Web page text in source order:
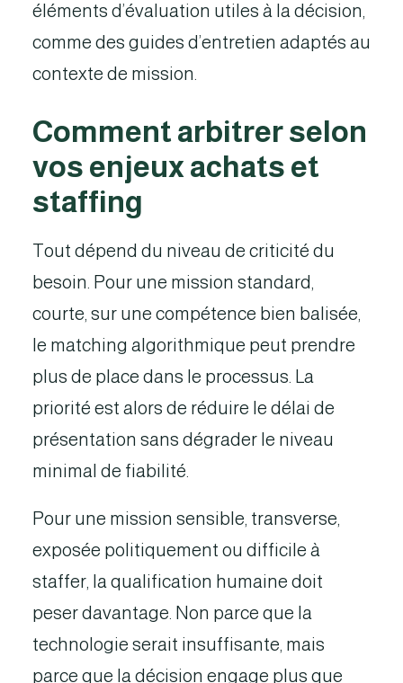
éléments d’évaluation utiles à la décision,
comme des guides d’entretien adaptés au
contexte de mission.
Comment arbitrer selon
vos enjeux achats et
staffing
Tout dépend du niveau de criticité du
besoin. Pour une mission standard,
courte, sur une compétence bien balisée,
le matching algorithmique peut prendre
plus de place dans le processus. La
priorité est alors de réduire le délai de
présentation sans dégrader le niveau
minimal de fiabilité.
Pour une mission sensible, transverse,
exposée politiquement ou difficile à
staffer, la qualification humaine doit
peser davantage. Non parce que la
technologie serait insuffisante, mais
parce que la décision engage plus que